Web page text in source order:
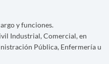
y funciones.
Industrial, Comercial, en
Pública, Enfermería u